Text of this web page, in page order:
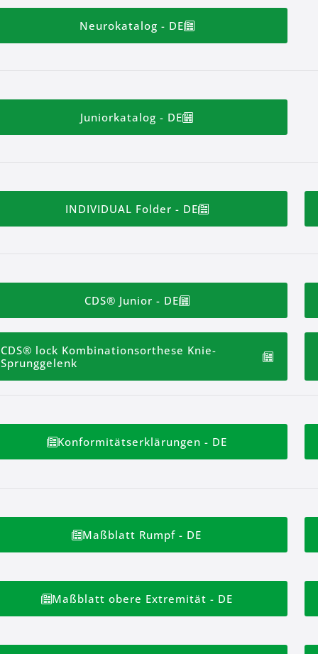
Neurokatalog - DE
Juniorkatalog - DE
INDIVIDUAL Folder - DE
CDS® Junior - DE
CDS® lock Kombinationsorthese Knie-
Sprunggelenk
Konformitätserklärungen - DE
Maßblatt Rumpf - DE
Maßblatt obere Extremität - DE